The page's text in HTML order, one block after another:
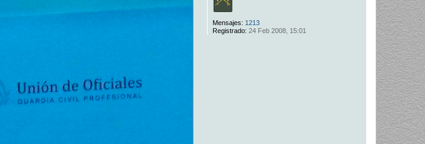
Mensajes: 1213
Registrado: 24 Feb 2008, 15:01